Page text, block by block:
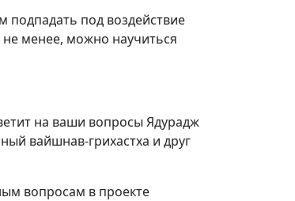
подпадать под воздействие
менее, можно научиться
на ваши вопросы Ядурадж
вайшнав-грихастха и друг
вопросам в проекте